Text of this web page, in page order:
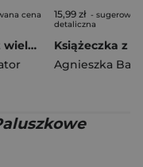
cena
Książeczka z wielorazowymi naklejkami. W domu. Naklejam, odklejam!
15,99 zł -
detaliczna
Agnieszka